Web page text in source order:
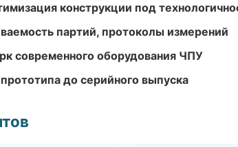
конструкции под
партий, протоколы измерений
современного оборудования ЧПУ
до серийного выпуска